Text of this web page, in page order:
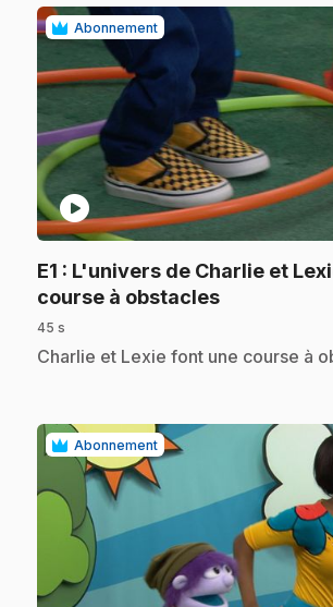
Abonnement
play_circle
E1 : L'univers de Charlie et
course à obstacles.
45 s
.Charlie et Lexie font une course à
Abonnement